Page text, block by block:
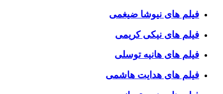
فیلم های نیوشا ضیغمی
فیلم های نیکی کریمی
فیلم های هانیه توسلی
فیلم های هدایت هاشمی